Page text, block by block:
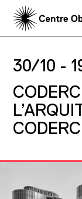
30/10 -